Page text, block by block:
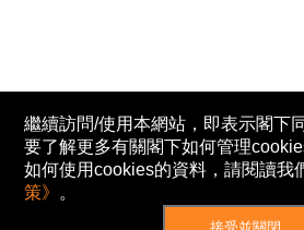
繼續訪問/使用本網站，即表示閣下
要了解更多有關閣下如何管理
如何使用cookies的資料，請閱讀我
策》 。